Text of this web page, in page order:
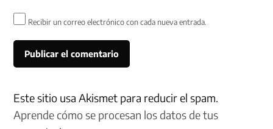
Recibir un correo electrónico con cada nueva entrada.
Este sitio usa Akismet para reducir el spam.
Aprende cómo se procesan los datos de tus